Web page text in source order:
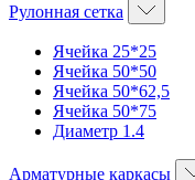
Рулонная сетка
Ячейка 25*25
Ячейка 50*50
Ячейка 50*62,5
Ячейка 50*75
Диаметр 1.4
Арматурные каркасы